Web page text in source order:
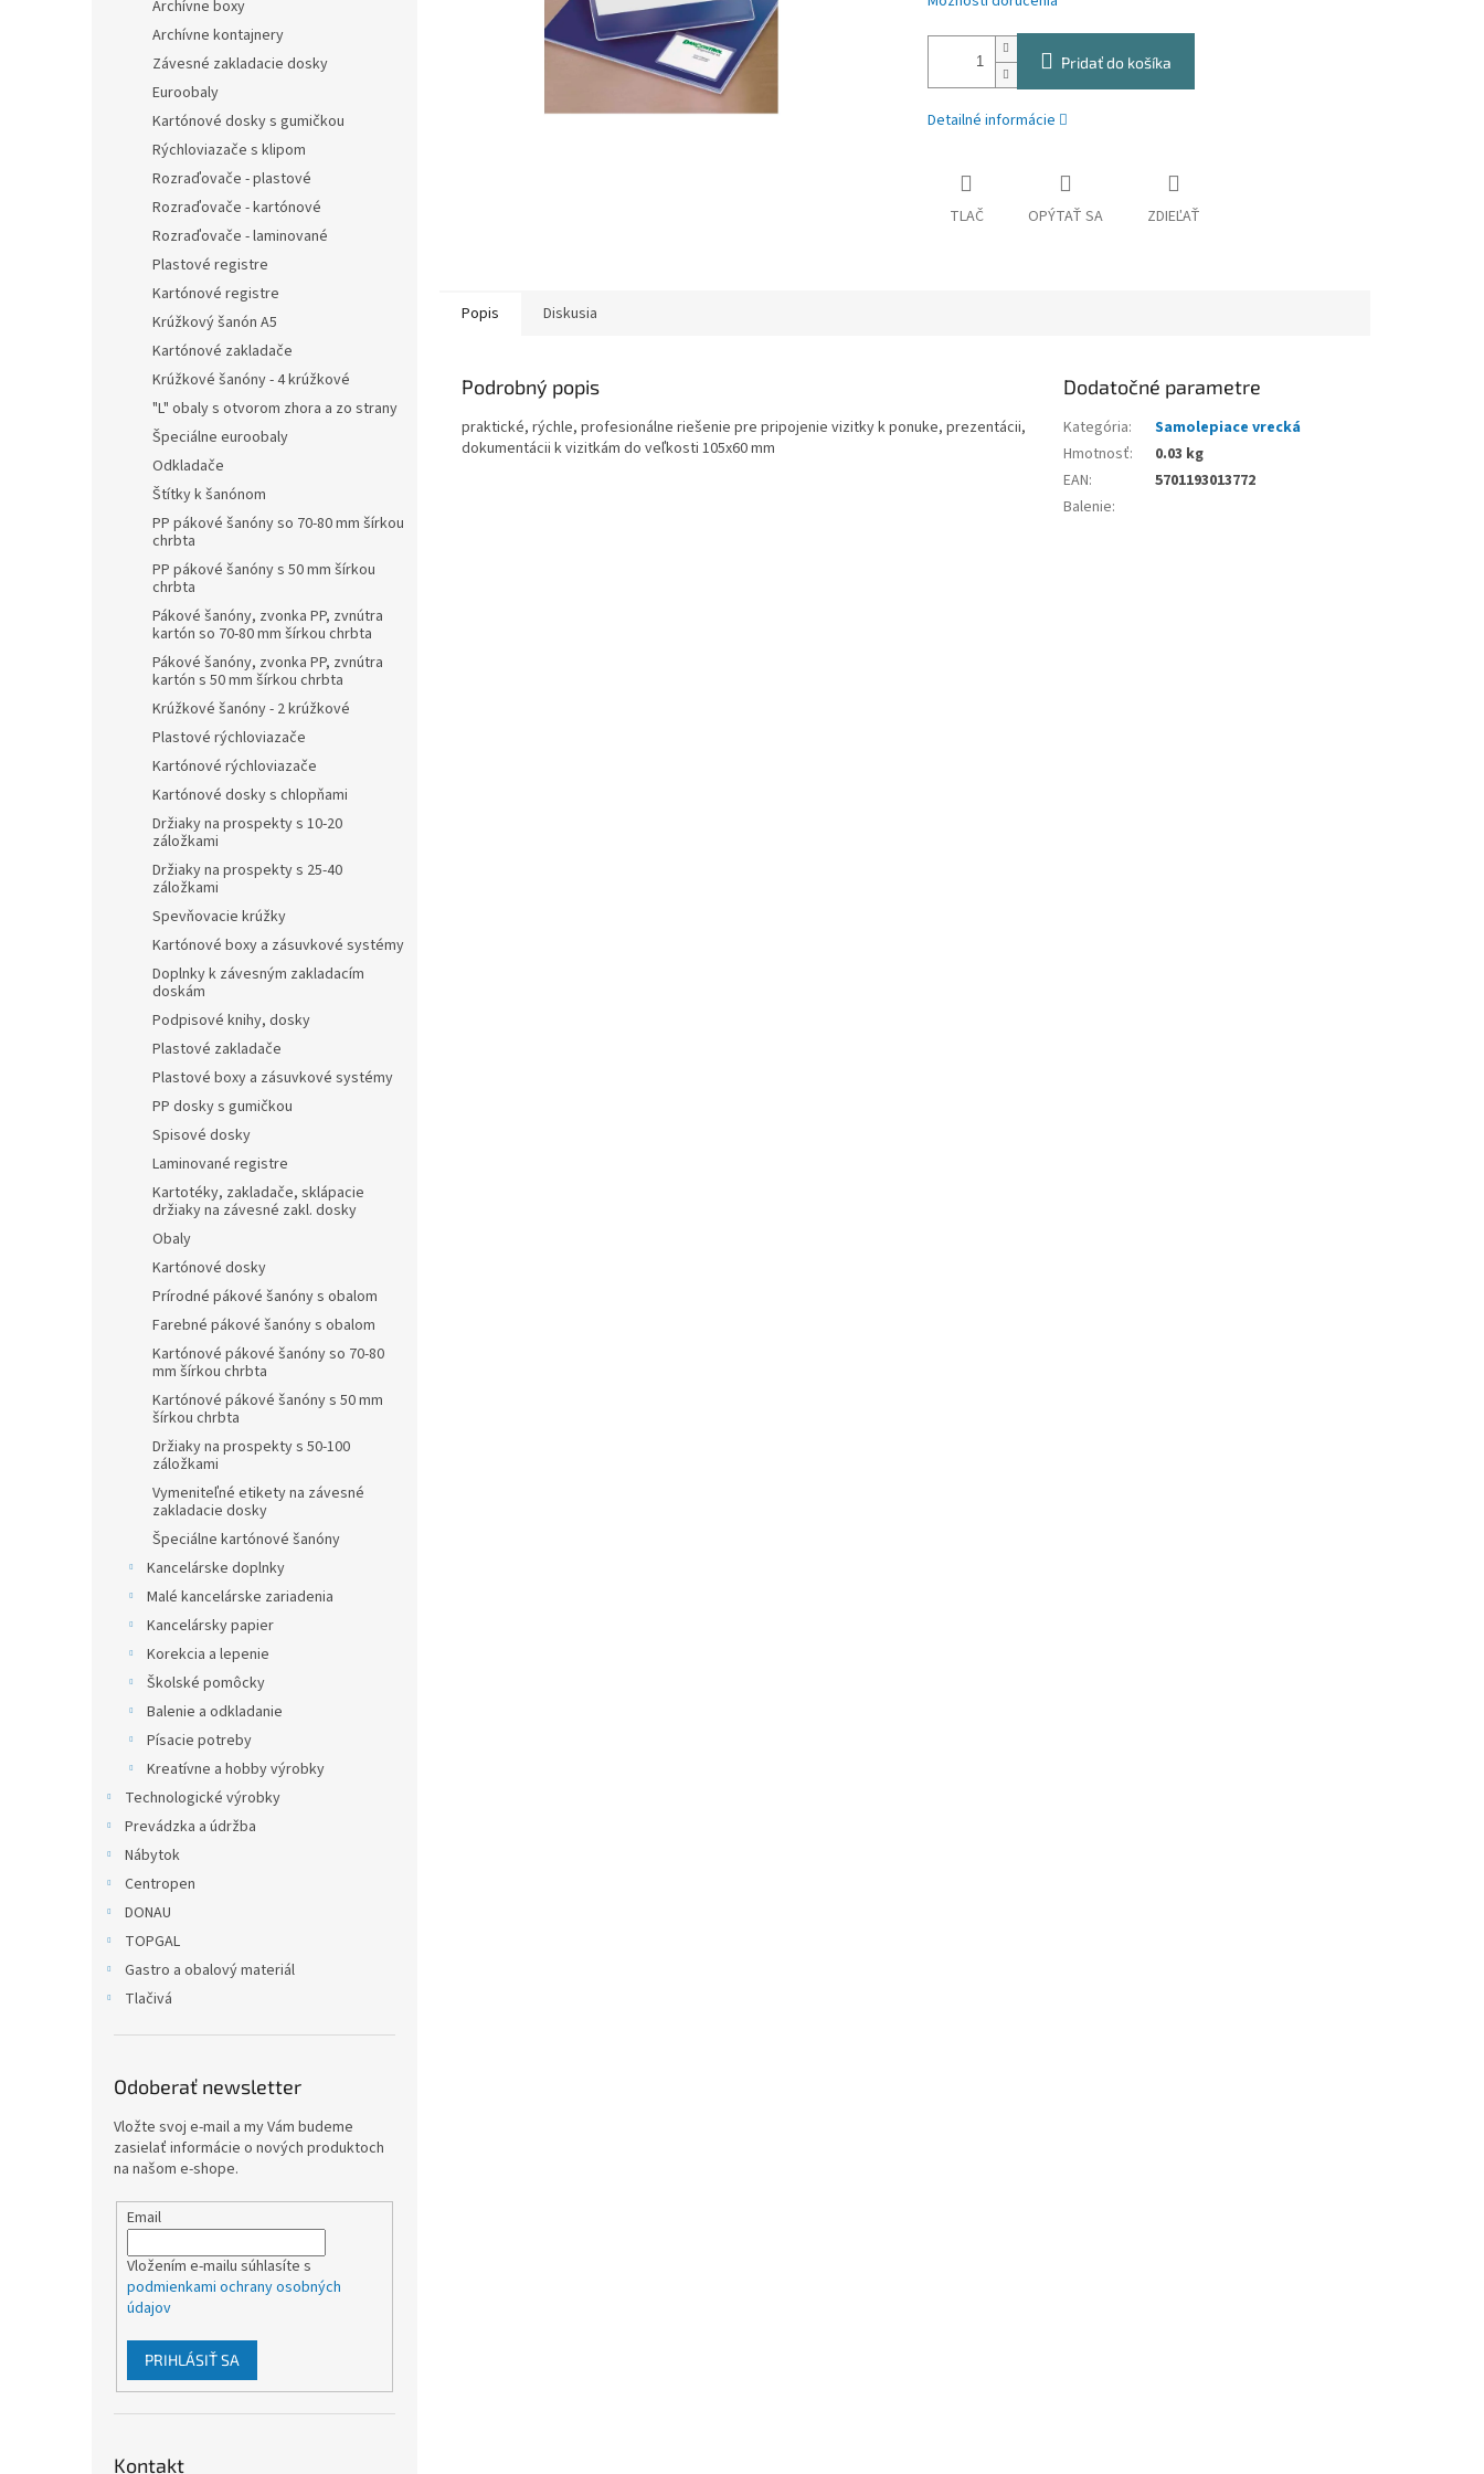
Archívne boxy
Archívne kontajnery
Závesné zakladacie dosky
Euroobaly
Kartónové dosky s gumičkou
Rýchloviazače s klipom
Rozraďovače - plastové
Rozraďovače - kartónové
Rozraďovače - laminované
Plastové registre
Kartónové registre
Krúžkový šanón A5
Kartónové zakladače
Krúžkové šanóny - 4 krúžkové
"L" obaly s otvorom zhora a zo strany
Špeciálne euroobaly
Odkladače
Štítky k šanónom
PP pákové šanóny so 70-80 mm šírkou
chrbta
PP pákové šanóny s 50 mm šírkou
chrbta
Pákové šanóny, zvonka PP, zvnútra
kartón so 70-80 mm šírkou chrbta
Pákové šanóny, zvonka PP, zvnútra
kartón s 50 mm šírkou chrbta
Krúžkové šanóny - 2 krúžkové
Plastové rýchloviazače
Kartónové rýchloviazače
Kartónové dosky s chlopňami
Držiaky na prospekty s 10-20
záložkami
Držiaky na prospekty s 25-40
záložkami
Spevňovacie krúžky
Kartónové boxy a zásuvkové systémy
Doplnky k závesným zakladacím
doskám
Podpisové knihy, dosky
Plastové zakladače
Plastové boxy a zásuvkové systémy
PP dosky s gumičkou
Spisové dosky
Laminované registre
Kartotéky, zakladače, sklápacie
držiaky na závesné zakl. dosky
Obaly
Kartónové dosky
Prírodné pákové šanóny s obalom
Farebné pákové šanóny s obalom
Kartónové pákové šanóny so 70-80
mm šírkou chrbta
Kartónové pákové šanóny s 50 mm
šírkou chrbta
Držiaky na prospekty s 50-100
záložkami
Vymeniteľné etikety na závesné
zakladacie dosky
Špeciálne kartónové šanóny
Kancelárske doplnky
Malé kancelárske zariadenia
Kancelársky papier
Korekcia a lepenie
Školské pomôcky
Balenie a odkladanie
Písacie potreby
Kreatívne a hobby výrobky
Technologické výrobky
Prevádzka a údržba
Nábytok
Centropen
DONAU
TOPGAL
Gastro a obalový materiál
Tlačivá
Odoberať newsletter
Vložte svoj e-mail a my Vám budeme
zasielať informácie o nových produktoch
na našom e-shope.
Email
Vložením e-mailu súhlasíte s
podmienkami ochrany osobných
údajov
PRIHLÁSIŤ SA
Kontakt
Pridať do košíka
Detailné informácie
TLAČ OPÝTAŤ SA ZDIEĽAŤ
Popis Diskusia
Podrobný popis
praktické, rýchle, profesionálne riešenie pre pripojenie vizitky k ponuke, prezentácii,
dokumentácii k vizitkám do veľkosti 105x60 mm
Dodatočné parametre
Kategória:
Samolepiace vrecká
Hmotnosť:
0.03 kg
EAN:
5701193013772
Balenie: